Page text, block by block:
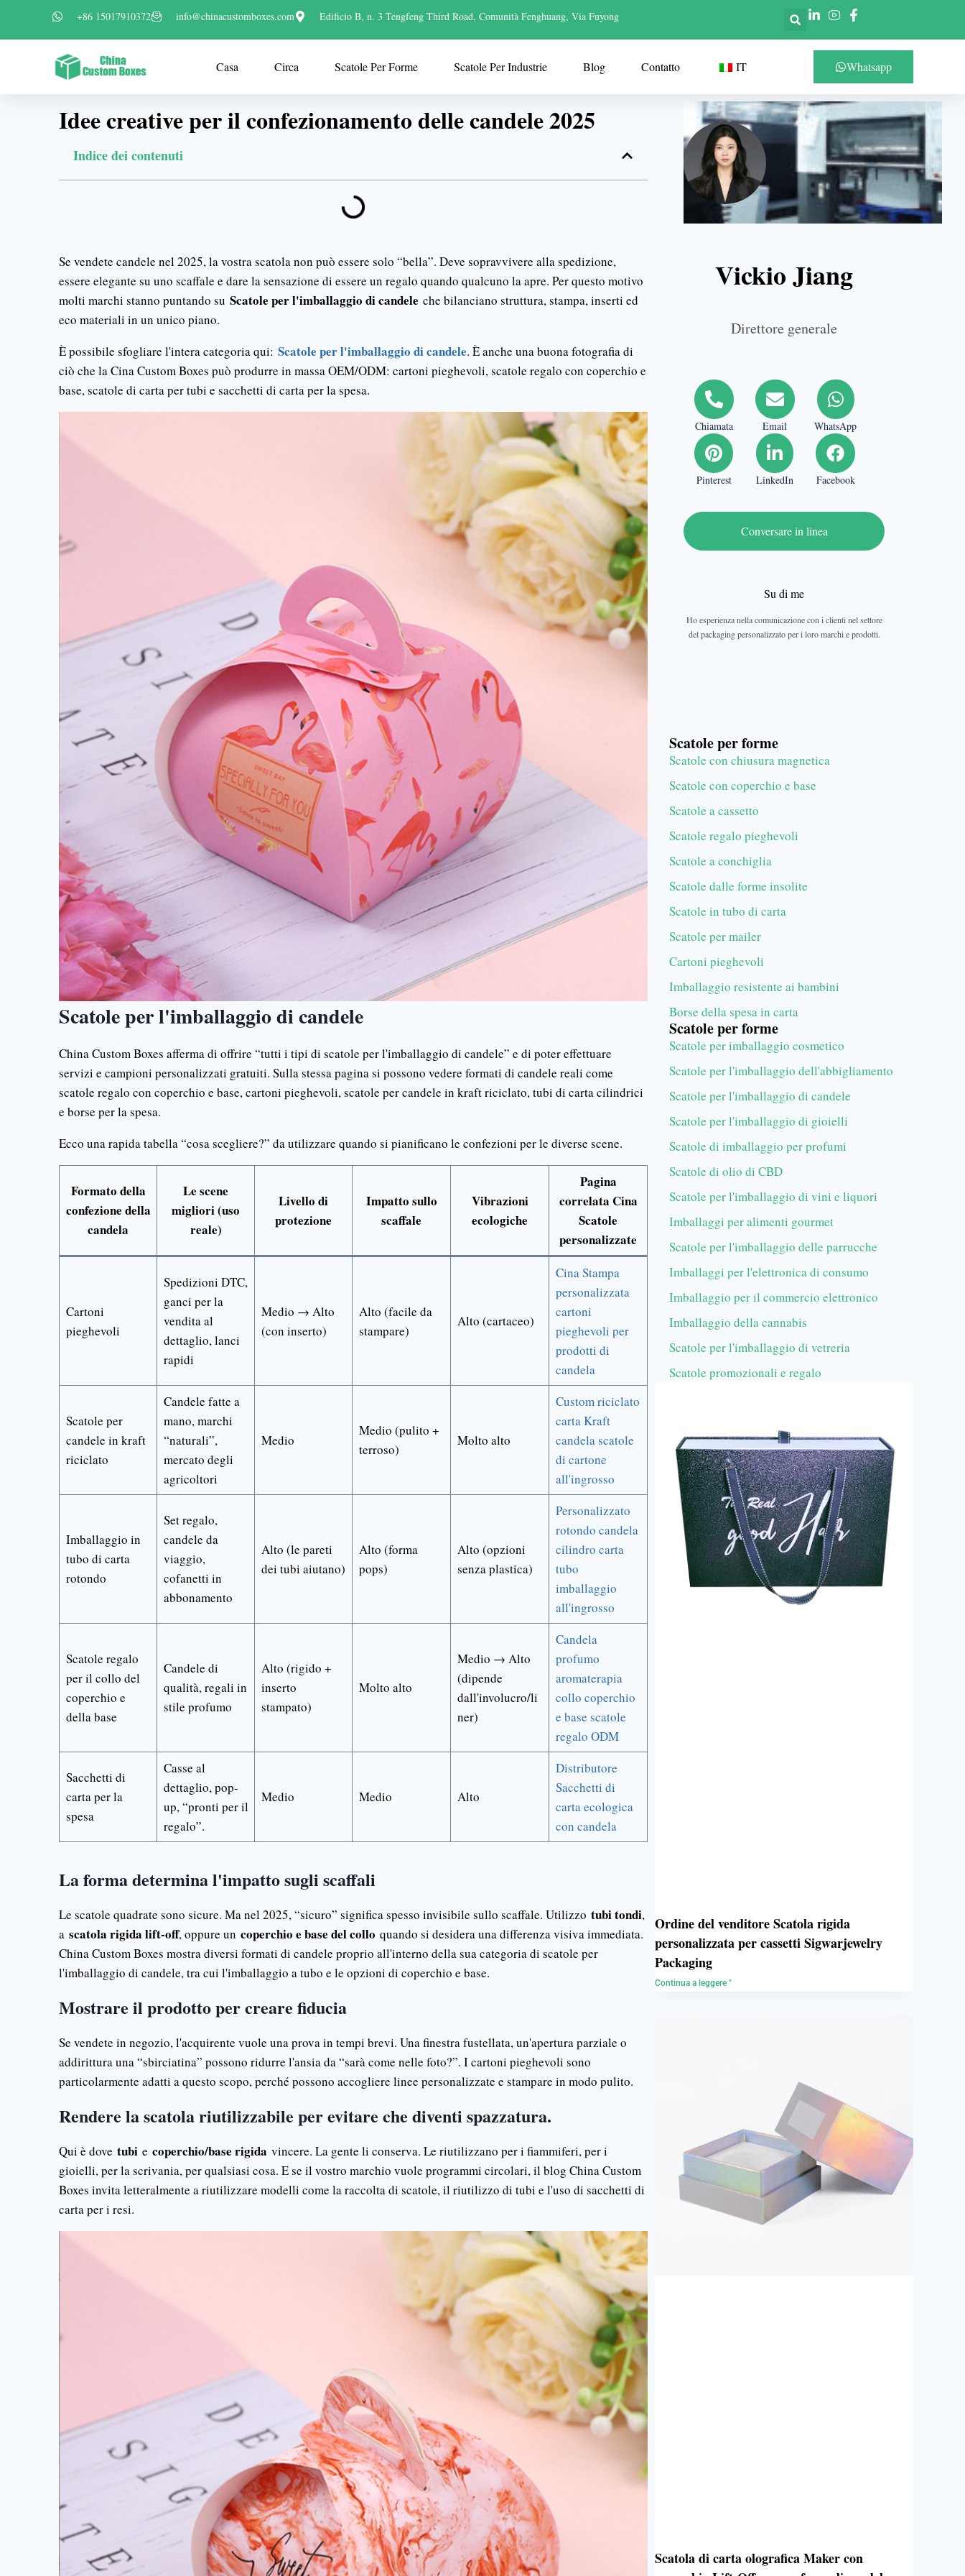
+86 15017910372 info@chinacustomboxes.com Edificio B, n. 3 Tengfeng Third Road, Comunità Fenghuang, Via Fuyong
Casa Circa Scatole Per Forme Scatole Per Industrie Blog Contatto IT Whatsapp
Idee creative per il confezionamento delle candele 2025
Indice dei contenuti
Se vendete candele nel 2025, la vostra scatola non può essere solo “bella”. Deve sopravvivere alla spedizione,
essere elegante su uno scaffale e dare la sensazione di essere un regalo quando qualcuno la apre. Per questo motivo
molti marchi stanno puntando su Scatole per l'imballaggio di candele che bilanciano struttura, stampa, inserti ed
eco materiali in un unico piano.
È possibile sfogliare l'intera categoria qui: Scatole per l'imballaggio di candele. È anche una buona fotografia di
ciò che la Cina Custom Boxes può produrre in massa OEM/ODM: cartoni pieghevoli, scatole regalo con coperchio e
base, scatole di carta per tubi e sacchetti di carta per la spesa.
Scatole per l'imballaggio di candele
China Custom Boxes afferma di offrire “tutti i tipi di scatole per l'imballaggio di candele” e di poter effettuare
servizi e campioni personalizzati gratuiti. Sulla stessa pagina si possono vedere formati di candele reali come
scatole regalo con coperchio e base, cartoni pieghevoli, scatole per candele in kraft riciclato, tubi di carta cilindrici
e borse per la spesa.
Ecco una rapida tabella “cosa scegliere?” da utilizzare quando si pianificano le confezioni per le diverse scene.
Formato della
confezione della
candela
Le scene
migliori (uso
reale)
Livello di
protezione
Impatto sullo
scaffale
Vibrazioni
ecologiche
Pagina
correlata Cina
Scatole
personalizzate
Cartoni
pieghevoli
Spedizioni DTC,
ganci per la
vendita al
dettaglio, lanci
rapidi
Medio → Alto
(con inserto)
Alto (facile da
stampare)
Alto (cartaceo)
Cina Stampa
personalizzata
cartoni
pieghevoli per
prodotti di
candela
Scatole per
candele in kraft
riciclato
Candele fatte a
mano, marchi
“naturali”,
mercato degli
agricoltori
Medio
Medio (pulito +
terroso)
Molto alto
Custom riciclato
carta Kraft
candela scatole
di cartone
all'ingrosso
Imballaggio in
tubo di carta
rotondo
Set regalo,
candele da
viaggio,
cofanetti in
abbonamento
Alto (le pareti
dei tubi aiutano)
Alto (forma
pops)
Alto (opzioni
senza plastica)
Personalizzato
rotondo candela
cilindro carta
tubo
imballaggio
all'ingrosso
Scatole regalo
per il collo del
coperchio e
della base
Candele di
qualità, regali in
stile profumo
Alto (rigido +
inserto
stampato)
Molto alto
Medio → Alto
(dipende
dall'involucro/li
ner)
Candela
profumo
aromaterapia
collo coperchio
e base scatole
regalo ODM
Sacchetti di
carta per la
spesa
Casse al
dettaglio, pop-
up, “pronti per il
regalo”.
Medio Medio Alto
Distributore
Sacchetti di
carta ecologica
con candela
La forma determina l'impatto sugli scaffali
Le scatole quadrate sono sicure. Ma nel 2025, “sicuro” significa spesso invisibile sullo scaffale. Utilizzo tubi tondi,
a scatola rigida lift-off, oppure un coperchio e base del collo quando si desidera una differenza visiva immediata.
China Custom Boxes mostra diversi formati di candele proprio all'interno della sua categoria di scatole per
l'imballaggio di candele, tra cui l'imballaggio a tubo e le opzioni di coperchio e base.
Mostrare il prodotto per creare fiducia
Se vendete in negozio, l'acquirente vuole una prova in tempi brevi. Una finestra fustellata, un'apertura parziale o
addirittura una “sbirciatina” possono ridurre l'ansia da “sarà come nelle foto?”. I cartoni pieghevoli sono
particolarmente adatti a questo scopo, perché possono accogliere linee personalizzate e stampare in modo pulito.
Rendere la scatola riutilizzabile per evitare che diventi spazzatura.
Qui è dove tubi e coperchio/base rigida vincere. La gente li conserva. Le riutilizzano per i fiammiferi, per i
gioielli, per la scrivania, per qualsiasi cosa. E se il vostro marchio vuole programmi circolari, il blog China Custom
Boxes invita letteralmente a riutilizzare modelli come la raccolta di scatole, il riutilizzo di tubi e l'uso di sacchetti di
carta per i resi.
Vickio Jiang
Direttore generale
Chiamata Email WhatsApp
Pinterest LinkedIn Facebook
Conversare in linea
Su di me
Ho esperienza nella comunicazione con i clienti nel settore
del packaging personalizzato per i loro marchi e prodotti.
Scatole per forme
Scatole con chiusura magnetica
Scatole con coperchio e base
Scatole a cassetto
Scatole regalo pieghevoli
Scatole a conchiglia
Scatole dalle forme insolite
Scatole in tubo di carta
Scatole per mailer
Cartoni pieghevoli
Imballaggio resistente ai bambini
Borse della spesa in carta
Scatole per forme
Scatole per imballaggio cosmetico
Scatole per l'imballaggio dell'abbigliamento
Scatole per l'imballaggio di candele
Scatole per l'imballaggio di gioielli
Scatole di imballaggio per profumi
Scatole di olio di CBD
Scatole per l'imballaggio di vini e liquori
Imballaggi per alimenti gourmet
Scatole per l'imballaggio delle parrucche
Imballaggi per l'elettronica di consumo
Imballaggio per il commercio elettronico
Imballaggio della cannabis
Scatole per l'imballaggio di vetreria
Scatole promozionali e regalo
Ordine del venditore Scatola rigida
personalizzata per cassetti Sigwarjewelry
Packaging
Continua a leggere "
Scatola di carta olografica Maker con